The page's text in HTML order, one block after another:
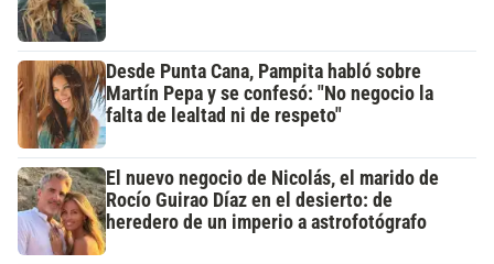
Desde Punta Cana, Pampita habló sobre
Martín Pepa y se confesó: "No negocio la
falta de lealtad ni de respeto"
El nuevo negocio de Nicolás, el marido de
Rocío Guirao Díaz en el desierto: de
heredero de un imperio a astrofotógrafo